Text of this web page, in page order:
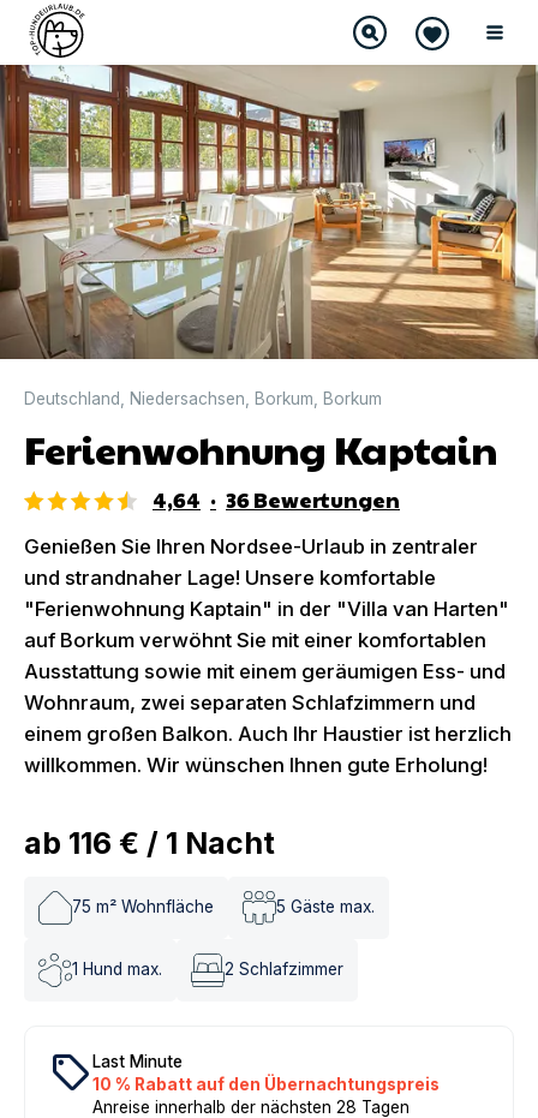
DIREKT BUCHBAR
Deutschland Niedersachsen Borkum Borkum
Ferienwohnung Kaptain
4,64 · 36Bewertungen
Genießen Sie Ihren Nordsee-Urlaub in zentraler
und strandnaher Lage! Unsere komfortable
"Ferienwohnung Kaptain" in der "Villa van Harten"
auf Borkum verwöhnt Sie mit einer komfortablen
Ausstattung sowie mit einem geräumigen Ess- und
Wohnraum, zwei separaten Schlafzimmern und
einem großen Balkon. Auch Ihr Haustier ist herzlich
willkommen. Wir wünschen Ihnen gute Erholung!
ab 116 € / 1 Nacht
75 m² Wohnfläche 5 Gäste max.
1 Hund max. 2 Schlafzimmer
local_offer Last Minute
10 % Rabatt auf den Übernachtungspreis
Anreise innerhalb der nächsten 28 Tagen